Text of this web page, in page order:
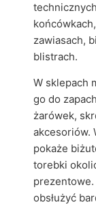
zawiasach,
blistrach.
W sklepach
go do
żarówek,
akcesoriów.
pokaże
torebki
obsłużyć